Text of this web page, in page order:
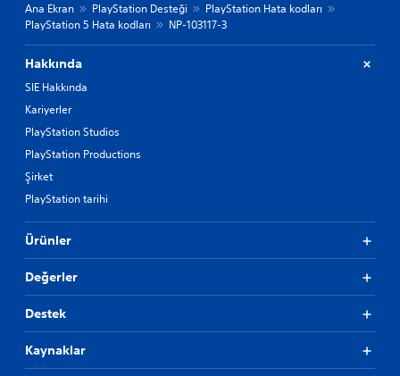
Ana Ekran PlayStation Desteği
PlayStation Hata kodları
PlayStation 5 Hata kodları
NP-103117-3
Hakkında
SIE Hakkında
Kariyerler
PlayStation Studios
PlayStation Productions
Şirket
PlayStation tarihi
Ürünler
Değerler
Destek
Kaynaklar